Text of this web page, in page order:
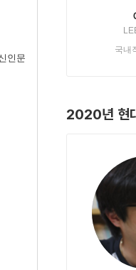
인문
국내
2020년 현